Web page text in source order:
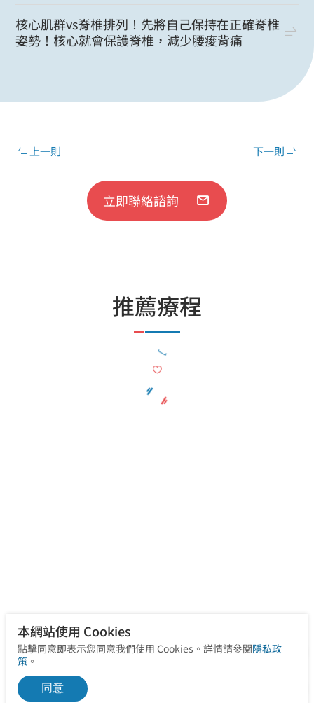
核心肌群vs脊椎排列！先將自己保持在正確脊椎
姿勢！核心就會保護脊椎，減少腰痠背痛
上一則
立即聯絡諮詢
下一則
推薦療程
徒手物理治療
本網站使用 Cookies
點擊同意即表示您同意我們使用 Cookies。詳情請參閱隱私政
策。
同意